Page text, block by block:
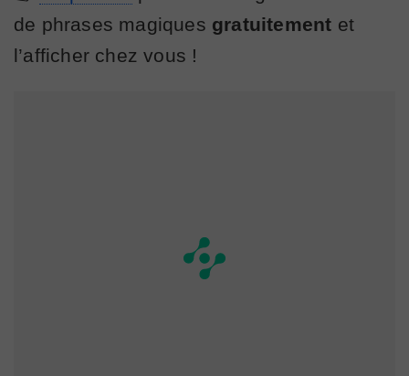
de phrases magiques gratuitement et
l’afficher chez vous !